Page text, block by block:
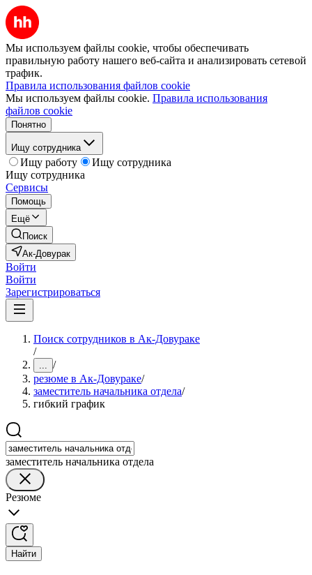
Мы используем файлы cookie, чтобы обеспечивать
правильную работу нашего веб-сайта и анализировать сетевой
трафик.
Правила использования файлов cookie
Мы используем файлы cookie. Правила использования
файлов cookie
Понятно
Ищу сотрудника
Ищу работу
Ищу сотрудника
Ищу сотрудника
Сервисы
Помощь
Ещё
Поиск
Ак-Довурак
Войти
Войти
Зарегистрироваться
Поиск сотрудников в Ак-Довураке
/
... /
резюме в Ак-Довураке/
заместитель начальника отдела/
гибкий график
заместитель начальника отдела
Резюме
Найти